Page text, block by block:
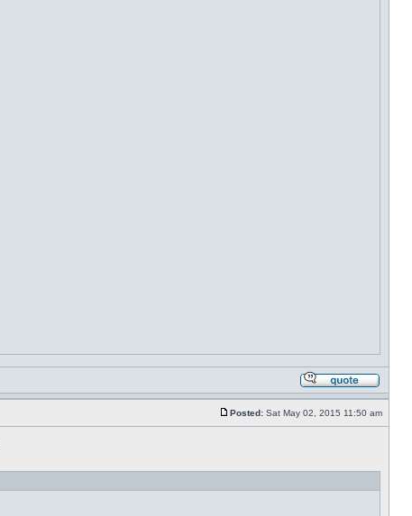
Posted: Sat May 02, 2015 11:50 am